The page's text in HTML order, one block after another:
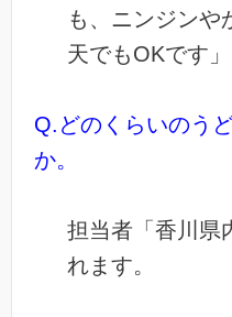
も、ニンジンや
天でもOKです」
Q.どのくらいのう
か。
担当者「香川県
れます。